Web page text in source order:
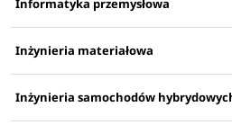
Informatyka przemysłowa
Inżynieria materiałowa
Inżynieria samochodów